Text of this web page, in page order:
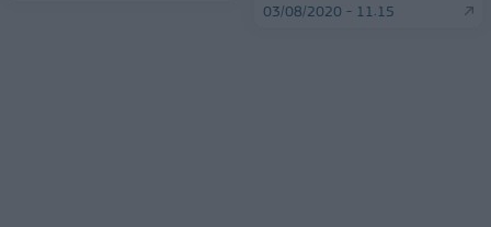
03/08/2020 - 11:15